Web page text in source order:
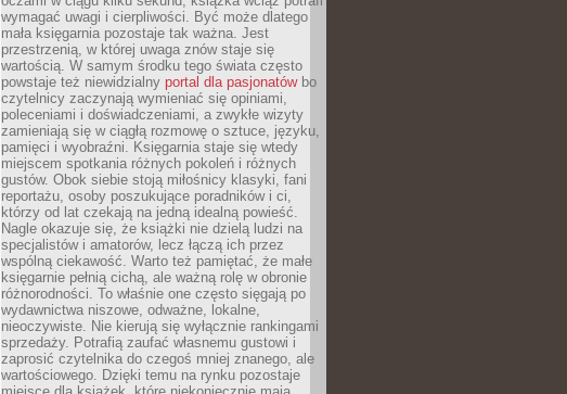
wymagać uwagi i cierpliwości. Być może dlatego
mała księgarnia pozostaje tak ważna. Jest
przestrzenią, w której uwaga znów staje się
wartością. W samym środku tego świata często
powstaje też niewidzialny portal dla pasjonatówbo
czytelnicy zaczynają wymieniać się opiniami,
poleceniami i doświadczeniami, a zwykłe wizyty
zamieniają się w ciągłą rozmowę o sztuce, języku,
pamięci i wyobraźni. Księgarnia staje się wtedy
miejscem spotkania różnych pokoleń i różnych
gustów. Obok siebie stoją miłośnicy klasyki, fani
reportażu, osoby poszukujące poradników i ci,
którzy od lat czekają na jedną idealną powieść.
Nagle okazuje się, że książki nie dzielą ludzi na
specjalistów i amatorów, lecz łączą ich przez
wspólną ciekawość. Warto też pamiętać, że małe
księgarnie pełnią cichą, ale ważną rolę w obronie
różnorodności. To właśnie one często sięgają po
wydawnictwa niszowe, odważne, lokalne,
nieoczywiste. Nie kierują się wyłącznie rankingami
sprzedaży. Potrafią zaufać własnemu gustowi i
zaprosić czytelnika do czegoś mniej znanego, ale
wartościowego. Dzięki temu na rynku pozostaje